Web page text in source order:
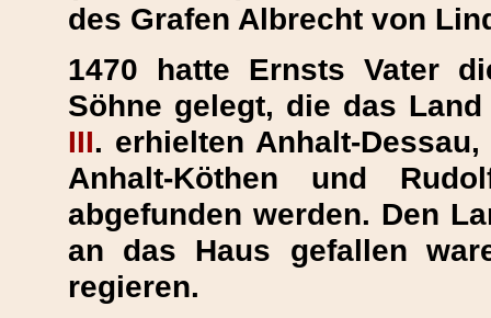
des Grafen Albrecht von
1470 hatte Ernsts Vater
Söhne gelegt, die das
III. erhielten Anhalt-
Anhalt-Köthen und
abgefunden werden. Den
an das Haus gefallen
regieren.